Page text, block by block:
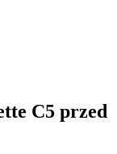
C5 przed